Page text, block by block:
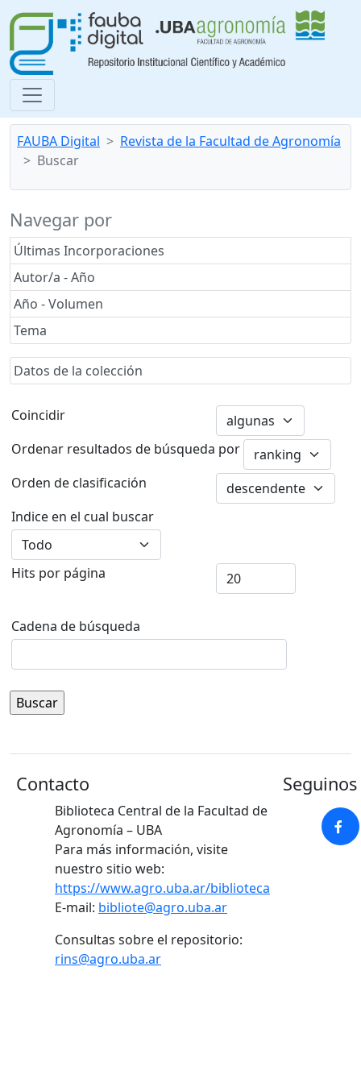
FAUBA Digital
Revista de la Facultad de Agronomía
Buscar
Navegar por
Últimas Incorporaciones
Autor/a - Año
Año - Volumen
Tema
Datos de la colección
Coincidir
Ordenar resultados de búsqueda por
Orden de clasificación
Indice en el cual buscar
Hits por página
Cadena de búsqueda
Contacto
Biblioteca Central de la Facultad de
Agronomía – UBA
Para más información, visite
nuestro sitio web:
https://www.agro.uba.ar/biblioteca
E-mail: bibliote@agro.uba.ar
Consultas sobre el repositorio:
rins@agro.uba.ar